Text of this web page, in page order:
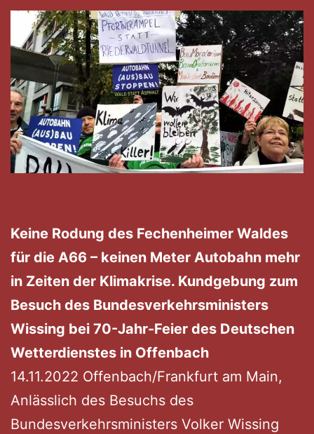
Keine Rodung des Fechenheimer Waldes
für die A66 – keinen Meter Autobahn mehr
in Zeiten der Klimakrise. Kundgebung zum
Besuch des Bundesverkehrsministers
Wissing bei 70-Jahr-Feier des Deutschen
Wetterdienstes in Offenbach
14.11.2022 Offenbach/Frankfurt am Main,
Anlässlich des Besuchs des
Bundesverkehrsministers Volker Wissing